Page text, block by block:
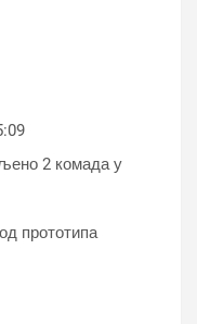
2 комада у
прототипа